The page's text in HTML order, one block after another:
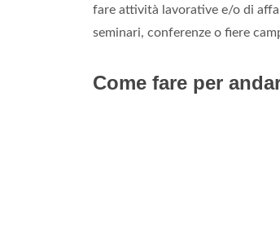
fare attività lavorative e/o di
seminari, conferenze o fiere
Come fare per